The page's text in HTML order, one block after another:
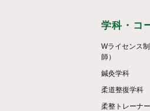
学科・コ
Wライセンス
師）
鍼灸学科
柔道整復学科
柔整トレーナ